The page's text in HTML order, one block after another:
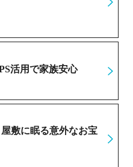
活用で家族安心
敷に眠る意外なお宝